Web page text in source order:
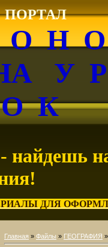
О Н
У
О К
найдешь
ДЛЯ
Главная » Файлы » ГЕОГРАФИЯ